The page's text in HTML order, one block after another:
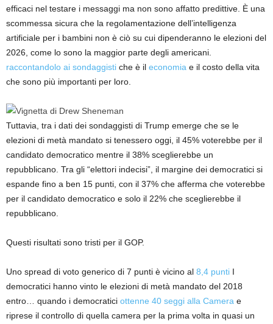
efficaci nel testare i messaggi ma non sono affatto predittive. È una
scommessa sicura che la regolamentazione dell’intelligenza
artificiale per i bambini non è ciò su cui dipenderanno le elezioni del
2026, come lo sono la maggior parte degli americani.
raccontandolo ai sondaggisti che è il economia e il costo della vita
che sono più importanti per loro.
Tuttavia, tra i dati dei sondaggisti di Trump emerge che se le
elezioni di metà mandato si tenessero oggi, il 45% voterebbe per il
candidato democratico mentre il 38% sceglierebbe un
repubblicano. Tra gli “elettori indecisi”, il margine dei democratici si
espande fino a ben 15 punti, con il 37% che afferma che voterebbe
per il candidato democratico e solo il 22% che sceglierebbe il
repubblicano.
Questi risultati sono tristi per il GOP.
Uno spread di voto generico di 7 punti è vicino al 8,4 punti I
democratici hanno vinto le elezioni di metà mandato del 2018
entro… quando i democratici ottenne 40 seggi alla Camera e
riprese il controllo di quella camera per la prima volta in quasi un